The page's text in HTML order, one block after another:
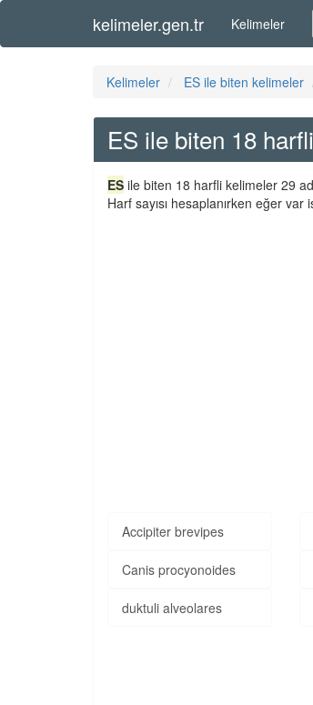
kelimeler.gen.tr Kelimeler
Kelimeler ES ile biten kelimeler
ES ile biten 18
ES ile biten 18 harfli kelimeler 29
Harf sayısı hesaplanırken eğer
Accipiter brevipes
Canis procyonoides
duktuli alveolares